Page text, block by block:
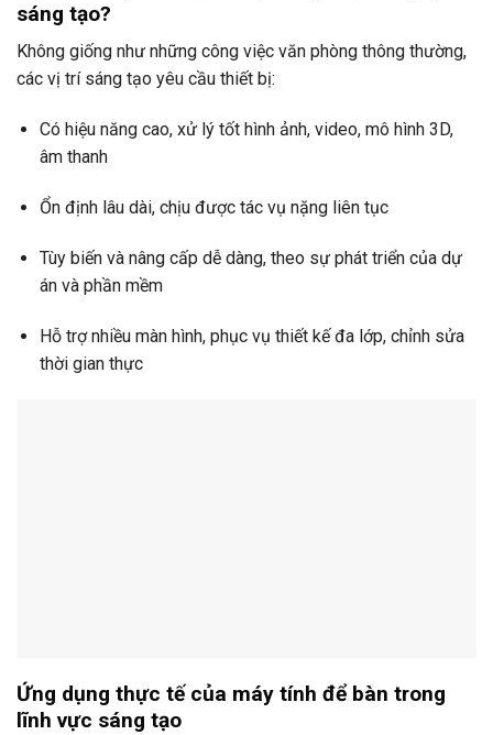
sáng tạo?
Không giống như những công việc văn phòng thông thường,
các vị trí sáng tạo yêu cầu thiết bị:
Có hiệu năng cao, xử lý tốt hình ảnh, video, mô hình 3D,
âm thanh
Ổn định lâu dài, chịu được tác vụ nặng liên tục
Tùy biến và nâng cấp dễ dàng, theo sự phát triển của dự
án và phần mềm
Hỗ trợ nhiều màn hình, phục vụ thiết kế đa lớp, chỉnh sửa
thời gian thực
Ứng dụng thực tế của máy tính để bàn trong
lĩnh vực sáng tạo